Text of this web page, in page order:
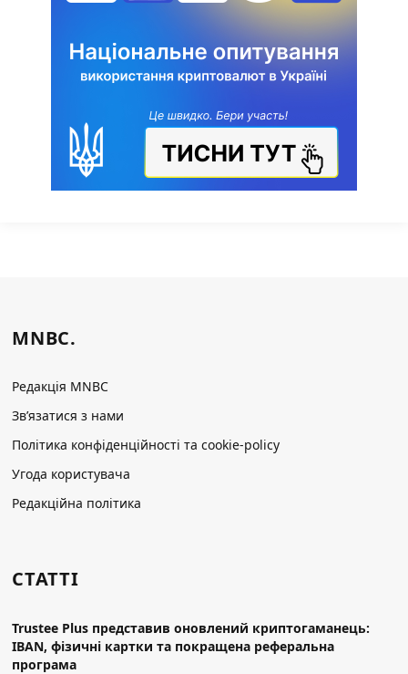
MNBC.
Редакція MNBC
Зв’язатися з нами
Політика конфіденційності та cookie-policy
Угода користувача
Редакційна політика
СТАТТІ
Trustee Plus представив оновлений криптогаманець:
IBAN, фізичні картки та покращена реферальна
програма